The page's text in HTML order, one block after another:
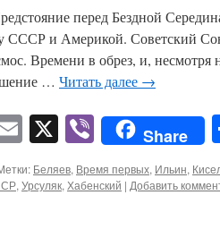
перед Бездной
СССР и Америкой. Советский
Времени в обрез, и, несмотря
… Читать далее →
Email
X ViberShare
Беляев, Время первых, Ильин,
, Урсуляк, Хабенский | Добавить